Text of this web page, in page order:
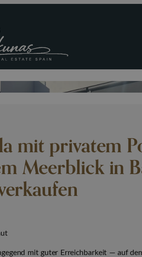
mit privatem
Meerblick in
mit guter Erreichbarkeit — auf